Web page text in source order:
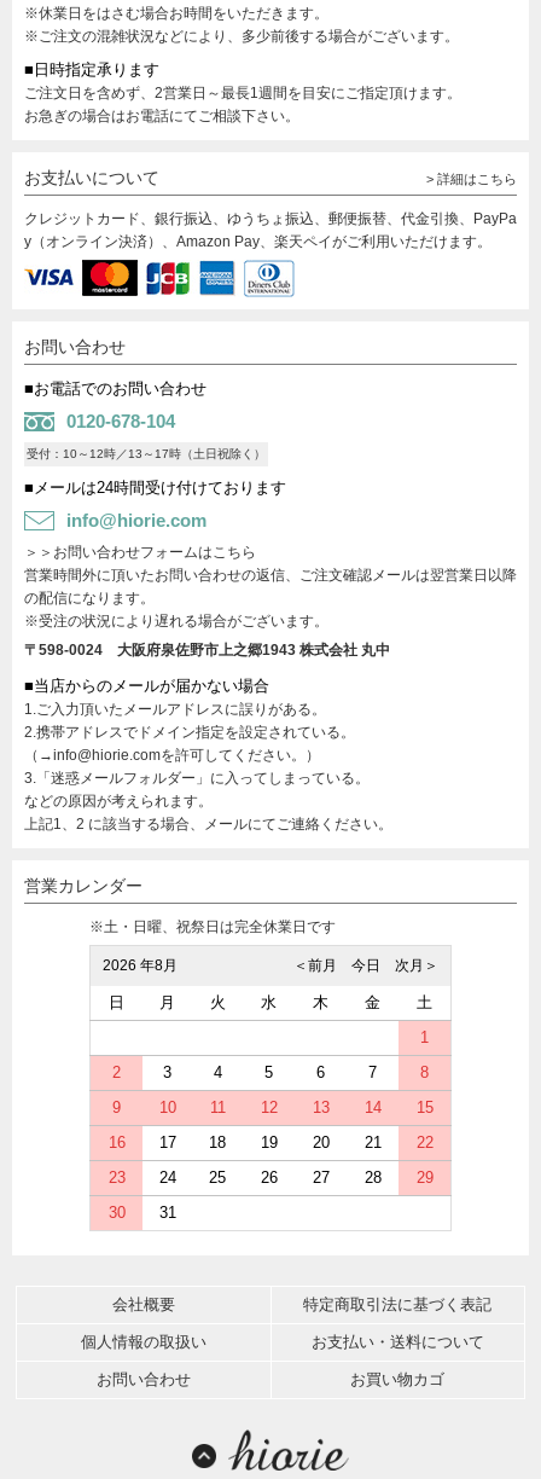
※休業日をはさむ場合お時間をいただきます。
※ご注文の混雑状況などにより、多少前後する場合がございます。
■日時指定承ります
ご注文日を含めず、2営業日～最長1週間を目安にご指定頂けます。
お急ぎの場合はお電話にてご相談下さい。
お支払いについて > 詳細はこちら
クレジットカード、銀行振込、ゆうちょ振込、郵便振替、代金引換、PayPa
y（オンライン決済）、Amazon Pay、楽天ペイがご利用いただけます。
お問い合わせ
■お電話でのお問い合わせ
0120-678-104
受付：10～12時／13～17時（土日祝除く）
■メールは24時間受け付けております
info@hiorie.com
＞＞お問い合わせフォームはこちら
営業時間外に頂いたお問い合わせの返信、ご注文確認メールは翌営業日以降
の配信になります。
※受注の状況により遅れる場合がございます。
〒598-0024 大阪府泉佐野市上之郷1943 株式会社 丸中
■当店からのメールが届かない場合
1.ご入力頂いたメールアドレスに誤りがある。
2.携帯アドレスでドメイン指定を設定されている。
（→info@hiorie.comを許可してください。）
3.「迷惑メールフォルダー」に入ってしまっている。
などの原因が考えられます。
上記1、2 に該当する場合、メールにてご連絡ください。
営業カレンダー
※土・日曜、祝祭日は完全休業日です
2026 年8月 次月＞
今日
＜前月
日 月 火 水 木 金
土
1
2
3 4 5 6 7
8
9
10 11 12 13 14
15
16
17 18 19 20 21
22
23
24 25 26 27 28
29
30
31
会社概要 特定商取引法に基づく表記
個人情報の取扱い お支払い・送料について
お問い合わせ お買い物カゴ